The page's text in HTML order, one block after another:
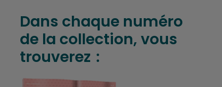
Dans chaque numéro
de la collection, vous
trouverez :